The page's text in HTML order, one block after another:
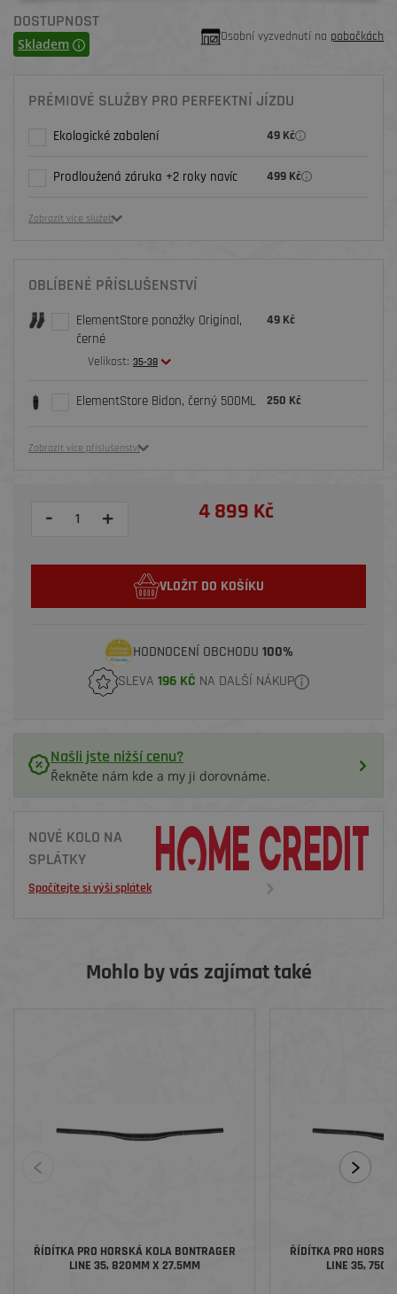
DOSTUPNOST
Skladem Osobní vyzvednutí na pobočkách
PRÉMIOVÉ SLUŽBY PRO PERFEKTNÍ JÍZDU
Ekologické zabalení 49 Kč
Prodloužená záruka +2 roky navíc 499 Kč
Zobrazit více služeb
OBLÍBENÉ PŘÍSLUŠENSTVÍ
ElementStore ponožky Original,
černé
Velikost: 35-38
49 Kč
ElementStore Bidon, černý 500ML 250 Kč
Zobrazit více příslušenství
- + 4 899 Kč
VLOŽIT DO KOŠÍKU
HODNOCENÍ OBCHODU 100%
SLEVA 196 KČ NA DALŠÍ NÁKUP
Našli jste nižší cenu?
Řekněte nám kde a my ji dorovnáme.
NOVÉ KOLO NA
SPLÁTKY
Spočítejte si výši splátek
Mohlo by vás zajímat také
ŘÍDÍTKA PRO HORSKÁ KOLA BONTRAGER
LINE 35, 820MM X 27.5MM
ŘÍDÍTKA PRO
LINE 35,